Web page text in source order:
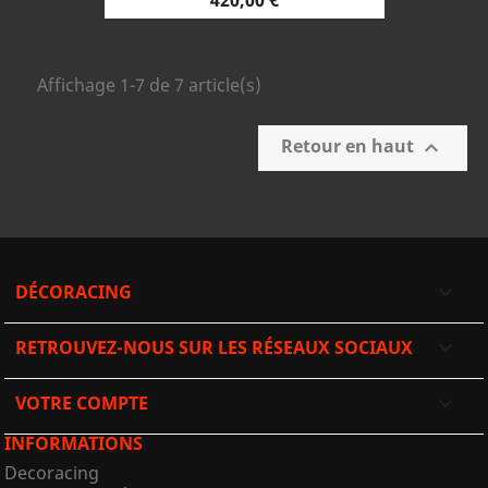
Affichage 1-7 de 7 article(s)
Retour en haut 
DÉCORACING
RETROUVEZ-NOUS SUR LES RÉSEAUX SOCIAUX
VOTRE COMPTE
INFORMATIONS
Decoracing